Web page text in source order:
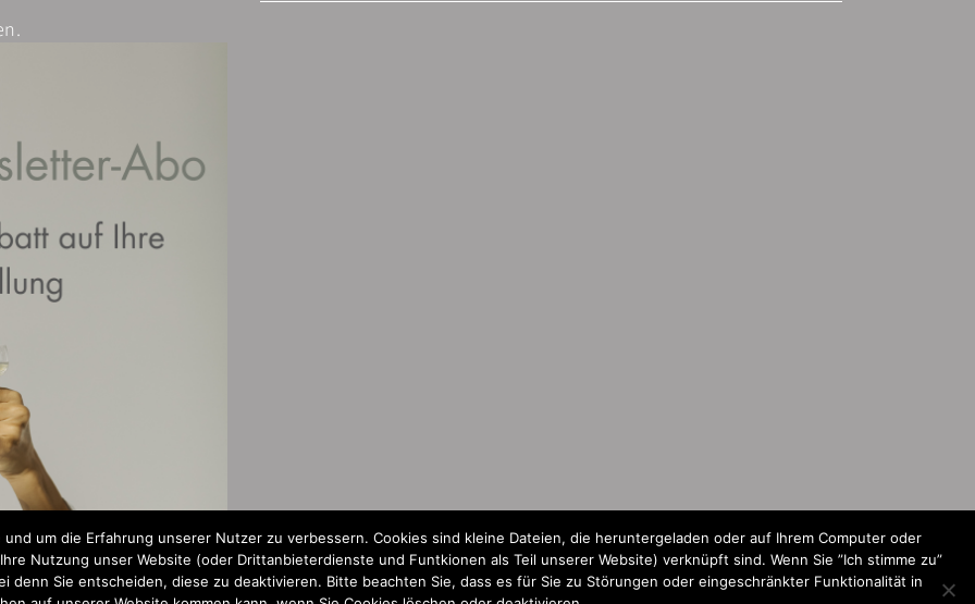
um die Erfahrung unserer Nutzer zu verbessern. Cookies sind kleine Dateien, die heruntergeladen oder auf Ihrem Computer oder
Nutzung unser Website (oder Drittanbieterdienste und Funtkionen als Teil unserer Website) verknüpft sind. Wenn Sie ”Ich stimme zu”
denn Sie entscheiden, diese zu deaktivieren. Bitte beachten Sie, dass es für Sie zu Störungen oder eingeschränkter Funktionalität in